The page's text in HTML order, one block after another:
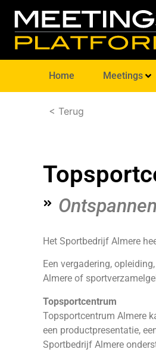
Home Meetings
< Terug
Het Sportbedrijf Almere
Een vergadering,
Almere of
Topsportcentrum
Topsportcentrum Almere
een productpresentatie,
Sportbedrijf Almere